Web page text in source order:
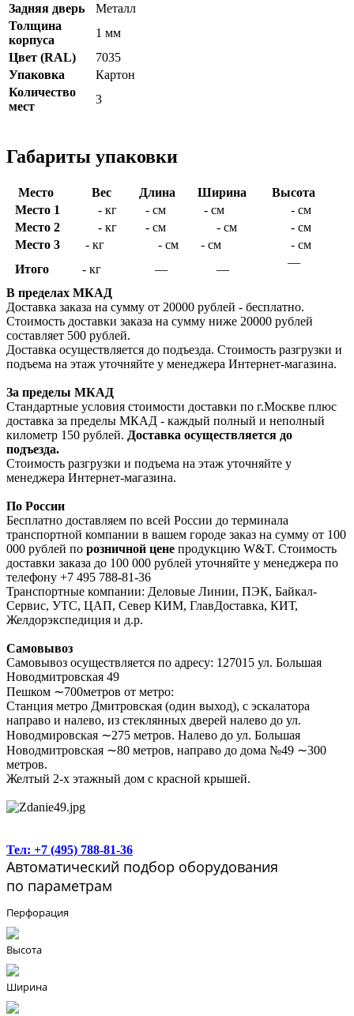
Задняя дверь
Металл
Толщина
корпуса
1 мм
Цвет (RAL)
7035
Упаковка
Картон
Количество
мест
3
Габариты упаковки
Место Вес Длина Ширина
Высота
Место 1
- кг - см - см
- см
Место 2
- кг - см - см
- см
Место 3
- кг - см - см
- см
Итого
- кг — —
—
В пределах МКАД
Доставка заказа на сумму от 20000 рублей - бесплатно.
Стоимость доставки заказа на сумму ниже 20000 рублей
составляет 500 рублей.
Доставка осуществляется до подъезда. Стоимость разгрузки и
подъема на этаж уточняйте у менеджера Интернет-магазина.
За пределы МКАД
Стандартные условия стоимости доставки по г.Москве плюс
доставка за пределы МКАД - каждый полный и неполный
километр 150 рублей. Доставка осуществляется до
подъезда.
Стоимость разгрузки и подъема на этаж уточняйте у
менеджера Интернет-магазина.
По России
Бесплатно доставляем по всей России до терминала
транспортной компании в вашем городе заказ на сумму от 100
000 рублей по розничной цене продукцию W&T. Стоимость
доставки заказа до 100 000 рублей уточняйте у менеджера по
телефону +7 495 788-81-36
Транспортные компании: Деловые Линии, ПЭК, Байкал-
Сервис, УТС, ЦАП, Север КИМ, ГлавДоставка, КИТ,
Желдорэкспедиция и д.р.
Самовывоз
Самовывоз осуществляется по адресу: 127015 ул. Большая
Новодмитровская 49
Пешком ∼700метров от метро:
Станция метро Дмитровская (один выход), с эскалатора
направо и налево, из стеклянных дверей налево до ул.
Новодмировская ∼275 метров. Налево до ул. Большая
Новодмитровская ∼80 метров, направо до дома №49 ∼300
метров.
Желтый 2-х этажный дом с красной крышей.
Тел: +7 (495) 788-81-36
Автоматический подбор оборудования
по параметрам
Перфорация
Высота
Ширина